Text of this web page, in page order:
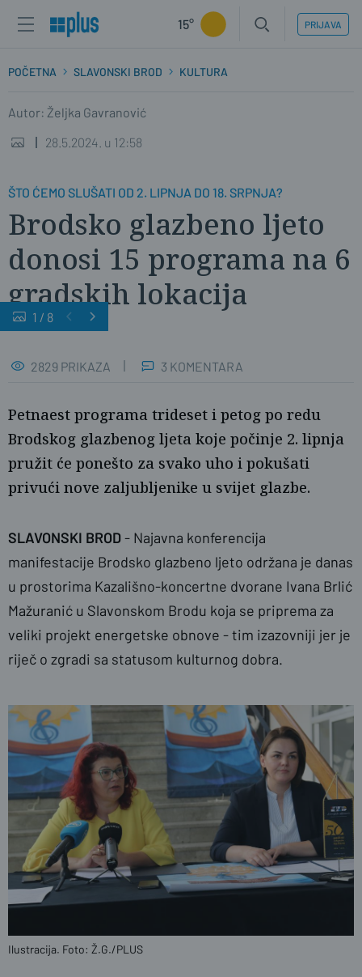
15° PRIJAVA
POČETNA SLAVONSKI BROD KULTURA
Autor: Željka Gavranović
28.5.2024. u 12:58
ŠTO ĆEMO SLUŠATI OD 2. LIPNJA DO 18. SRPNJA?
Brodsko glazbeno ljeto
donosi 15 programa na 6
gradskih lokacija
Ravnateljica KKD, Sanja Nuhanović i zamjenica gradonačelnika,
1 / 8
2829 PRIKAZA 3 KOMENTARA
Petnaest programa trideset i petog po redu
Brodskog glazbenog ljeta koje počinje 2. lipnja
pružit će ponešto za svako uho i pokušati
privući nove zaljubljenike u svijet glazbe.
SLAVONSKI BROD- Najavna konferencija
manifestacije Brodsko glazbeno ljeto održana je danas
u prostorima Kazališno-koncertne dvorane Ivana Brlić
Mažuranić u Slavonskom Brodu koja se priprema za
veliki projekt energetske obnove - tim izazovniji jer je
riječ o zgradi sa statusom kulturnog dobra.
Ilustracija. Foto: Ž.G./PLUS